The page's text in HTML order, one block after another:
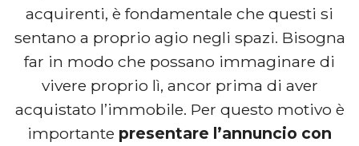
acquirenti, è fondamentale che questi si
sentano a proprio agio negli spazi. Bisogna
far in modo che possano immaginare di
vivere proprio lì, ancor prima di aver
acquistato l’immobile. Per questo motivo è
importante presentare l’annuncio con